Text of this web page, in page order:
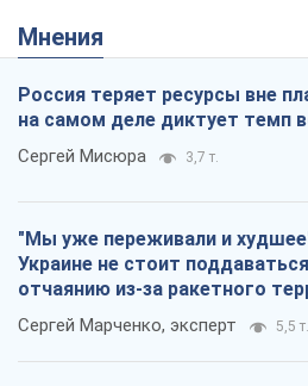
Мнения
Россия теряет ресурсы вне
на самом деле диктует темп
Сергей Мисюра 3,7 т.
"Мы уже переживали и
Украине не стоит поддаваться
отчаянию из-за ракетного
Сергей Марченко, эксперт 5,5 т.